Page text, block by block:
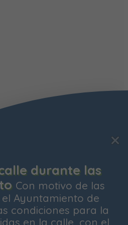
la Contribución
abierto el plazo para
del Impuesto de
para el próximo
propietarias de su